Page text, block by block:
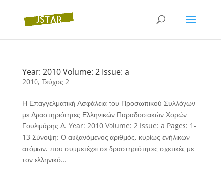
Year: 2010 Volume: 2 Issue: a
2010, Τεύχος 2
Η Επαγγελματική Ασφάλεια του Προσωπικού Συλλόγων
με Δραστηριότητες Ελληνικών Παραδοσιακών Χορών
Γουλιμάρης Δ. Year: 2010 Volume: 2 Issue: a Pages: 1-
13 Σύνοψη: Ο αυξανόμενος αριθμός, κυρίως ενήλικων
ατόμων, που συμμετέχει σε δραστηριότητες σχετικές με
τον ελληνικό...